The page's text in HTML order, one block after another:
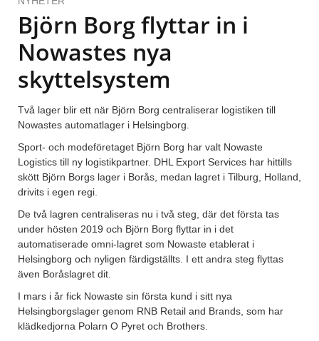
Björn Borg flyttar in i
Nowastes nya
skyttelsystem
Två lager blir ett när Björn Borg centraliserar logistiken till
Nowastes automatlager i Helsingborg.
Sport- och modeföretaget Björn Borg har valt Nowaste
Logistics till ny logistikpartner. DHL Export Services har hittills
skött Björn Borgs lager i Borås, medan lagret i Tilburg, Holland,
drivits i egen regi.
De två lagren centraliseras nu i två steg, där det första tas
under hösten 2019 och Björn Borg flyttar in i det
automatiserade omni-lagret som Nowaste etablerat i
Helsingborg och nyligen färdigställts. I ett andra steg flyttas
även Boråslagret dit.
I mars i år fick Nowaste sin första kund i sitt nya
Helsingborgslager genom RNB Retail and Brands, som har
klädkedjorna Polarn O Pyret och Brothers.